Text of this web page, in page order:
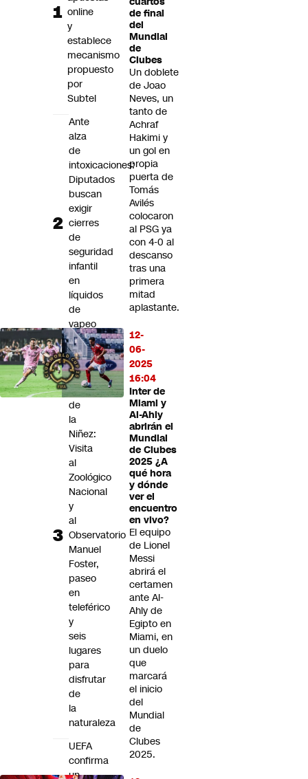
Futuro 360
de final
del
Mundial
de
Clubes
Un doblete
de Joao
Neves, un
tanto de
Achraf
Hakimi y
un gol en
propia
puerta de
Tomás
Avilés
colocaron
al PSG ya
con 4-0 al
descanso
tras una
primera
mitad
aplastante.
12-
06-
2025
16:04
Inter de
Miami y
Al-Ahly
abrirán el
Mundial
de Clubes
2025 ¿A
qué hora
y dónde
ver el
encuentro
en vivo?
El equipo
de Lionel
Messi
abrirá el
certamen
ante Al-
Ahly de
Egipto en
Miami, en
un duelo
que
marcará
el inicio
del
Mundial
de
Clubes
2025.
online
y
establece
mecanismo
propuesto
por
Subtel
Ante
alza
de
intoxicaciones:
Diputados
buscan
exigir
cierres
de
seguridad
infantil
en
líquidos
de
vapeo
Panoramas
por
el
Día
de
la
Niñez:
Visita
al
Zoológico
Nacional
y
al
Observatorio
Manuel
Foster,
paseo
en
teleférico
y
seis
lugares
para
disfrutar
de
la
naturaleza
UEFA
confirma
un